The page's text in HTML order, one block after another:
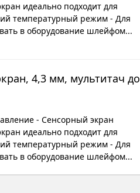
идеально подходит для
температурный режим - Для
в оборудование шлейфом...
4,3 мм, мультитач до
- Сенсорный экран
идеально подходит для
температурный режим - Для
в оборудование шлейфом...